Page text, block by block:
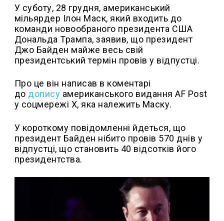
У суботу, 28 грудня, американський
мільярдер Ілон Маск, який входить до
команди новообраного президента США
Дональда Трампа, заявив, що президент
Джо Байден майже весь свій
президентський термін провів у відпустці.
Про це він написав в коментарі
до допису американського видання AF Post
у соцмережі Х, яка належить Маску.
У короткому повідомленні йдеться, що
президент Байден нібито провів 570 днів у
відпустці, що становить 40 відсотків його
президентства.